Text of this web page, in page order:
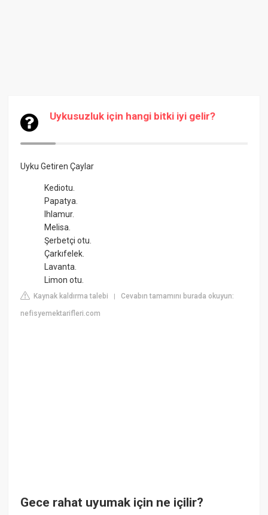
Uykusuzluk için hangi bitki iyi gelir?
Uyku Getiren Çaylar
Kediotu.
Papatya.
Ihlamur.
Melisa.
Şerbetçi otu.
Çarkıfelek.
Lavanta.
Limon otu.
Kaynak kaldırma talebi |Cevabın tamamını burada okuyun:
nefisyemektarifleri.com
Gece rahat uyumak için ne içilir?